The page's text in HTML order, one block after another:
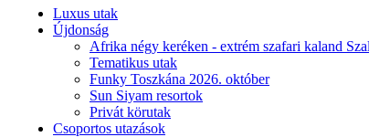
Luxus utak
Újdonság
Afrika négy keréken - extrém szafari kaland
Tematikus utak
Funky Toszkána 2026. október
Sun Siyam resortok
Privát körutak
Csoportos utazások